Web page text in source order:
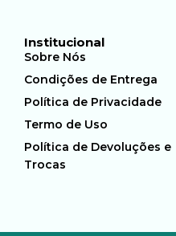
Institucional
Sobre Nós
Condições de Entrega
Política de Privacidade
Termo de Uso
Política de Devoluções e
Trocas